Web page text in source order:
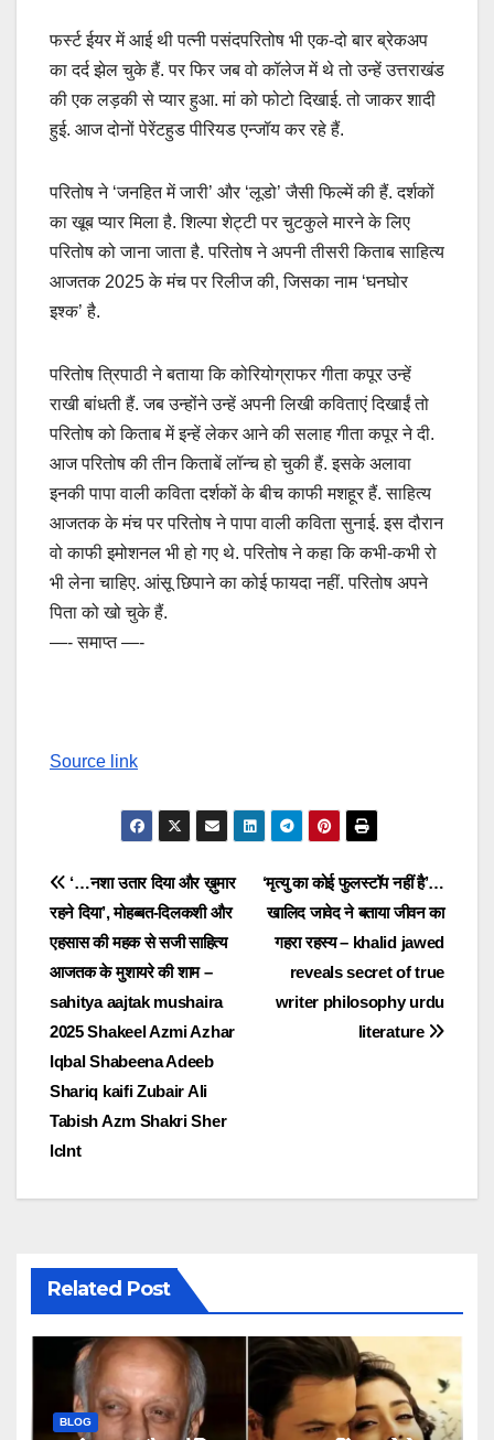
फर्स्ट ईयर में आई थी पत्नी पसंदपरितोष भी एक-दो बार ब्रेकअप
का दर्द झेल चुके हैं. पर फिर जब वो कॉलेज में थे तो उन्हें उत्तराखंड
की एक लड़की से प्यार हुआ. मां को फोटो दिखाई. तो जाकर शादी
हुई. आज दोनों पेरेंटहुड पीरियड एन्जॉय कर रहे हैं.
परितोष ने ‘जनहित में जारी’ और ‘लूडो’ जैसी फिल्में की हैं. दर्शकों
का खूब प्यार मिला है. शिल्पा शेट्टी पर चुटकुले मारने के लिए
परितोष को जाना जाता है. परितोष ने अपनी तीसरी किताब साहित्य
आजतक 2025 के मंच पर रिलीज की, जिसका नाम ‘घनघोर
इश्क’ है.
परितोष त्रिपाठी ने बताया कि कोरियोग्राफर गीता कपूर उन्हें
राखी बांधती हैं. जब उन्होंने उन्हें अपनी लिखी कविताएं दिखाईं तो
परितोष को किताब में इन्हें लेकर आने की सलाह गीता कपूर ने दी.
आज परितोष की तीन किताबें लॉन्च हो चुकी हैं. इसके अलावा
इनकी पापा वाली कविता दर्शकों के बीच काफी मशहूर हैं. साहित्य
आजतक के मंच पर परितोष ने पापा वाली कविता सुनाई. इस दौरान
वो काफी इमोशनल भी हो गए थे. परितोष ने कहा कि कभी-कभी रो
भी लेना चाहिए. आंसू छिपाने का कोई फायदा नहीं. परितोष अपने
पिता को खो चुके हैं.
—- समाप्त —-
Source link
Post
navigation
‘मृत्यु का कोई फुलस्टॉप नहीं है’…
खालिद जावेद ने बताया जीवन का
गहरा रहस्य – khalid jawed
reveals secret of true
writer philosophy urdu
literature
‘…नशा उतार दिया और ख़ुमार
रहने दिया’, मोहब्बत-दिलकशी और
एहसास की महक से सजी साहित्य
आजतक के मुशायरे की शाम –
sahitya aajtak mushaira
2025 Shakeel Azmi Azhar
Iqbal Shabeena Adeeb
Shariq kaifi Zubair Ali
Tabish Azm Shakri Sher
lclnt
Related Post
BLOG